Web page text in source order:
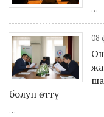
...
08
болуп өттү
...